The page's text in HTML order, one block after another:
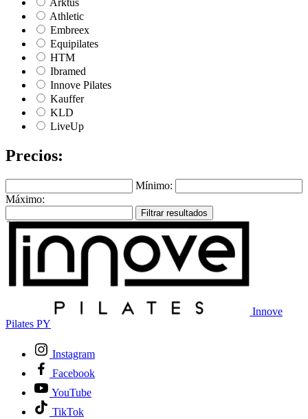
Arktus
Athletic
Embreex
Equipilates
HTM
Ibramed
Innove Pilates
Kauffer
KLD
LiveUp
Precios:
Mínimo:
Máximo:
Filtrar resultados
Innove
Pilates PY
Instagram
Facebook
YouTube
TikTok